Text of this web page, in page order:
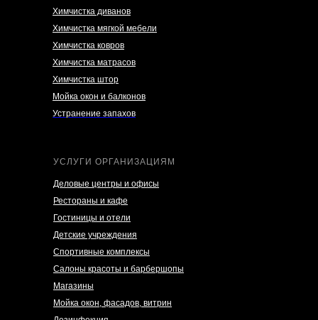
Химчистка диванов
Химчистка мягкой мебели
Химчистка ковров
Химчистка матрасов
Химчистка штор
Мойка окон и балконов
Устранение запахов
УСЛУГИ ОРГАНИЗАЦИЯМ
Деловые центры и офисы
Рестораны и кафе
Гостиницы и отели
Детские учреждения
Спортивные комплексы
Салоны красоты и барбершопы
Магазины
Мойка окон, фасадов, витрин